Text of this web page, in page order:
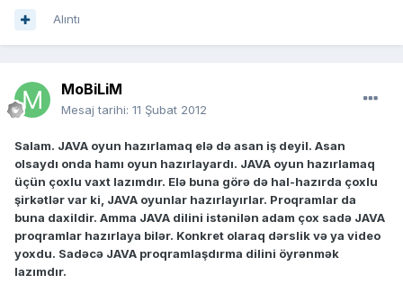
Alıntı
MoBiLiM
Mesaj tarihi: 11 Şubat 2012
Salam. JAVA oyun hazırlamaq elə də asan iş deyil. Asan
olsaydı onda hamı oyun hazırlayardı. JAVA oyun hazırlamaq
üçün çoxlu vaxt lazımdır. Elə buna görə də hal-hazırda çoxlu
şirkətlər var ki, JAVA oyunlar hazırlayırlar. Proqramlar da
buna daxildir. Amma JAVA dilini istənilən adam çox sadə JAVA
proqramlar hazırlaya bilər. Konkret olaraq dərslik və ya video
yoxdu. Sadəcə JAVA proqramlaşdırma dilini öyrənmək
lazımdır.